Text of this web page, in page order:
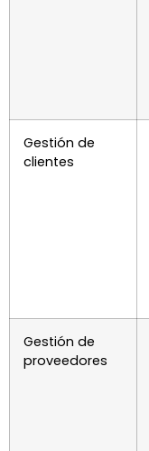
Gestión de
clientes
Gestión de
proveedores